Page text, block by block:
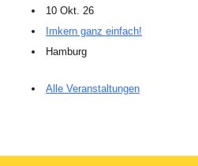
10 Okt. 26
Imkern ganz einfach!
Hamburg
Alle Veranstaltungen